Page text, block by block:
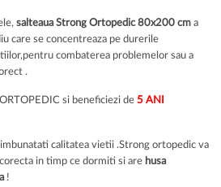
salteaua Strong Ortopedic 80x200 cm a
care se concentreaza pe durerile
combaterea problemelor sau a
.
si beneficiezi de 5 ANI
calitatea vietii .Strong ortopedic va
in timp ce dormiti si are husa
!